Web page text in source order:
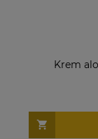
Krem